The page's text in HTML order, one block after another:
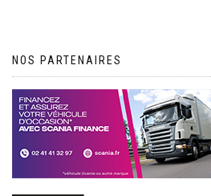
NOS PARTENAIRES